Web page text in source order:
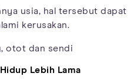
usia, hal tersebut dapat
kerusakan.
otot dan sendi
Lebih Lama